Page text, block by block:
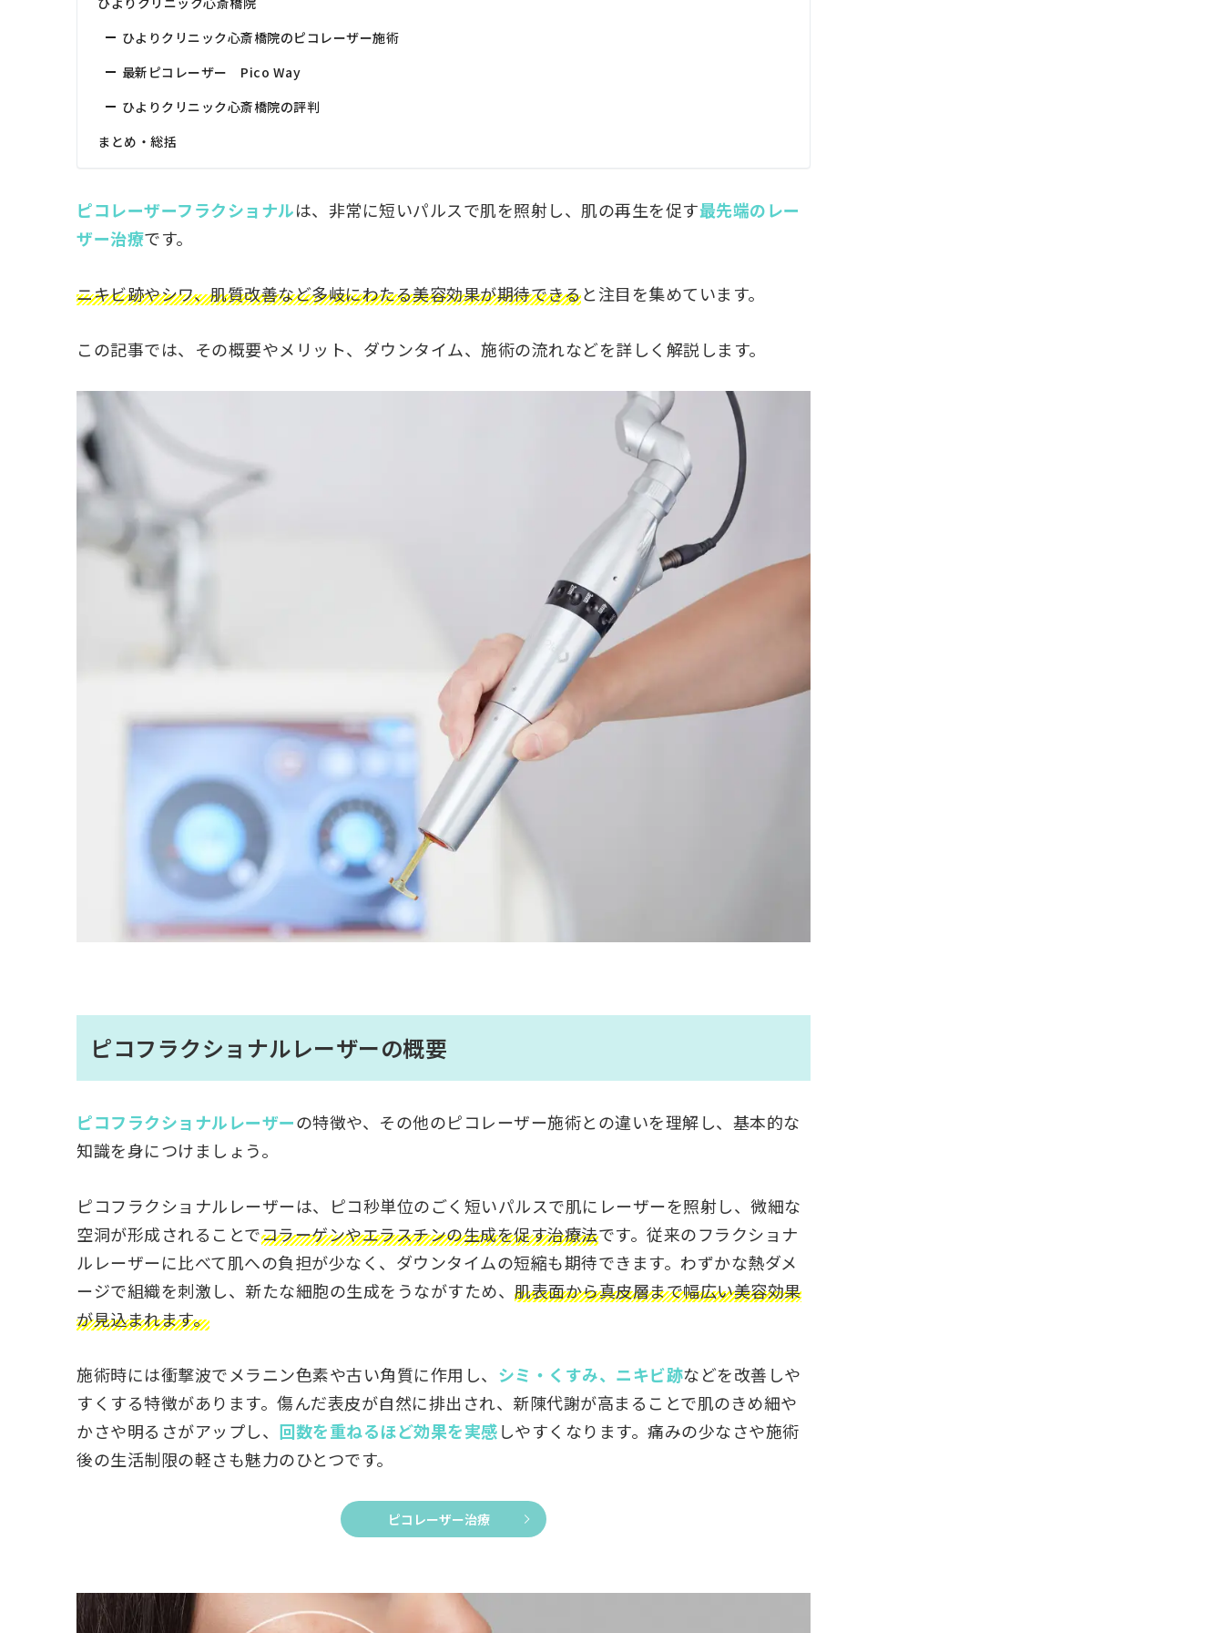
ひよりクリニック心斎橋院のピコレーザー施術
最新ピコレーザー Pico Way
ひよりクリニック心斎橋院の評判
まとめ・総括
ピコレーザーフラクショナルは、非常に短いパルスで肌を照射し、肌の再生を促す最先端のレー
ザー治療です。
ニキビ跡やシワ、肌質改善など多岐にわたる美容効果が期待できると注目を集めています。
この記事では、その概要やメリット、ダウンタイム、施術の流れなどを詳しく解説します。
ピコフラクショナルレーザーの概要
ピコフラクショナルレーザーの特徴や、その他のピコレーザー施術との違いを理解し、基本的な
知識を身につけましょう。
ピコフラクショナルレーザーは、ピコ秒単位のごく短いパルスで肌にレーザーを照射し、微細な
空洞が形成されることでコラーゲンやエラスチンの生成を促す治療法です。従来のフラクショナ
ルレーザーに比べて肌への負担が少なく、ダウンタイムの短縮も期待できます。わずかな熱ダメ
ージで組織を刺激し、新たな細胞の生成をうながすため、 肌表面から真皮層まで幅広い美容効果
が見込まれます。
施術時には衝撃波でメラニン色素や古い角質に作用し、 シミ・くすみ、ニキビ跡などを改善しや
すくする特徴があります。傷んだ表皮が自然に排出され、新陳代謝が高まることで肌のきめ細や
かさや明るさがアップし、 回数を重ねるほど効果を実感しやすくなります。痛みの少なさや施術
後の生活制限の軽さも魅力のひとつです。
ピコレーザー治療